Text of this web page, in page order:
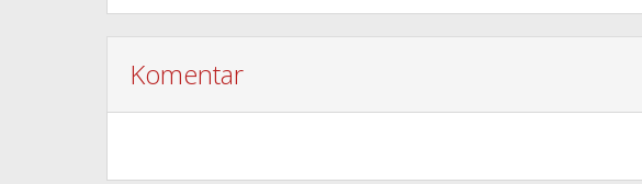
Komentar